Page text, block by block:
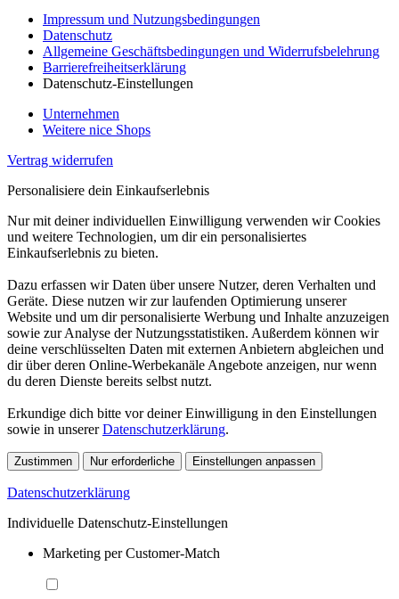
Impressum und Nutzungsbedingungen
Datenschutz
Allgemeine Geschäftsbedingungen und Widerrufsbelehrung
Barrierefreiheitserklärung
Datenschutz-Einstellungen
Unternehmen
Weitere nice Shops
Vertrag widerrufen
Personalisiere dein Einkaufserlebnis
Nur mit deiner individuellen Einwilligung verwenden wir Cookies
und weitere Technologien, um dir ein personalisiertes
Einkaufserlebnis zu bieten.
Dazu erfassen wir Daten über unsere Nutzer, deren Verhalten und
Geräte. Diese nutzen wir zur laufenden Optimierung unserer
Website und um dir personalisierte Werbung und Inhalte anzuzeigen
sowie zur Analyse der Nutzungsstatistiken. Außerdem können wir
deine verschlüsselten Daten mit externen Anbietern abgleichen und
dir über deren Online-Werbekanäle Angebote anzeigen, nur wenn
du deren Dienste bereits selbst nutzt.
Erkundige dich bitte vor deiner Einwilligung in den Einstellungen
sowie in unsererDatenschutzerklärung.
Zustimmen Nur erforderliche Einstellungen anpassen
Datenschutzerklärung
Individuelle Datenschutz-Einstellungen
Marketing per Customer-Match